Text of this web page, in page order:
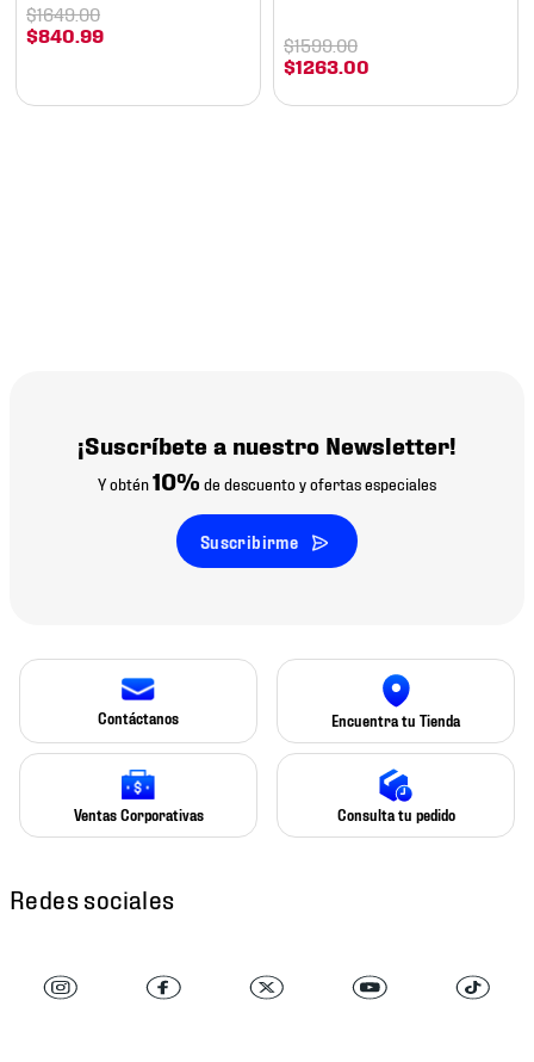
$840.99
$1649.00
$1263.00
$1599.00
¡Suscríbete a nuestro Newsletter!
Y obtén10% de descuento y ofertas especiales
Suscribirme
Contáctanos Encuentra tu Tienda
Ventas Corporativas Consulta tu pedido
Redes sociales